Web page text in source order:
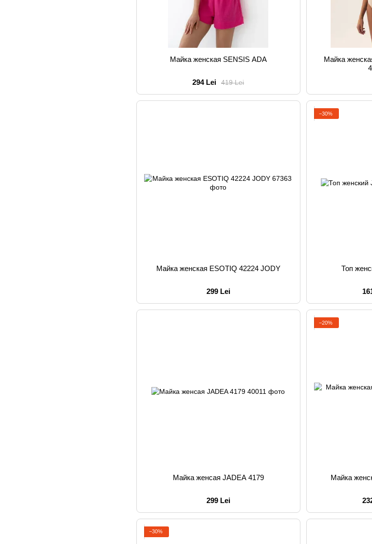
Майка женская SENSIS ADA
419 Lei
294 Lei
Майка
Майка женская ESOTIQ 42224 JODY
299 Lei
−30%
Топ
Майка женсая JADEA 4179
299 Lei
−20%
Майка
−30%